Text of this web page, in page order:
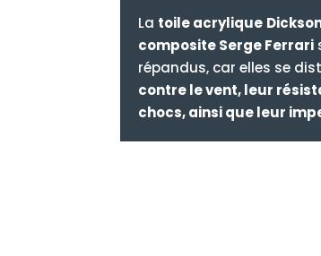
La toile acrylique
composite Serge Ferrari
répandus, car elles se
contre le vent, leur
chocs, ainsi que leur